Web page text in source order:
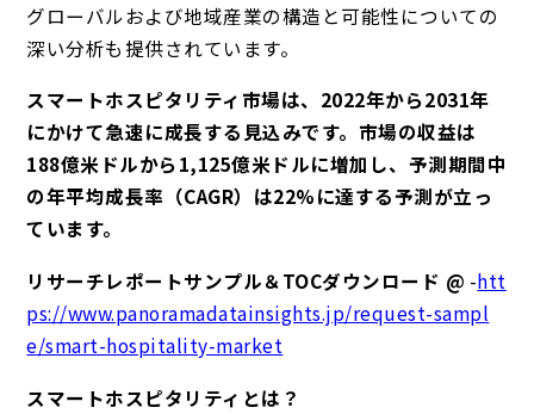
グローバルおよび地域産業の構造と可能性についての
深い分析も提供されています。
スマートホスピタリティ市場は、2022年から2031年
にかけて急速に成長する見込みです。市場の収益は
188億米ドルから1,125億米ドルに増加し、予測期間中
の年平均成長率（CAGR）は22%に達する予測が立っ
ています。
リサーチレポートサンプル＆TOCダウンロード @ -htt
ps://www.panoramadatainsights.jp/request-sampl
e/smart-hospitality-market
スマートホスピタリティとは？